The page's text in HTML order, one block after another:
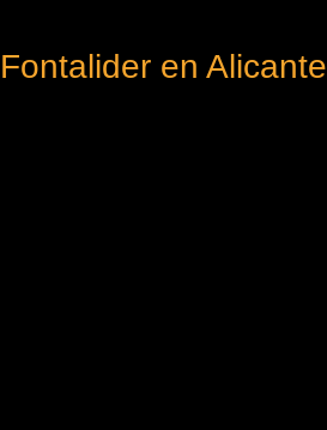
Fontalider en Alicante